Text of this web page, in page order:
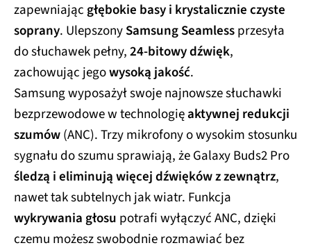
zapewniającgłębokie basy i krystalicznie czyste
soprany. UlepszonySamsung Seamlessprzesyła
do słuchawek pełny,24-bitowy dźwięk,
zachowując jegowysoką jakość.
Samsung wyposażył swoje najnowsze słuchawki
bezprzewodowe w technologięaktywnej redukcji
szumów(ANC). Trzy mikrofony o wysokim stosunku
sygnału do szumu sprawiają, że Galaxy Buds2 Pro
śledzą i eliminują więcej dźwięków z zewnątrz,
nawet tak subtelnych jak wiatr. Funkcja
wykrywania głosu potrafi wyłączyć ANC, dzięki
czemu możesz swobodnie rozmawiać bez